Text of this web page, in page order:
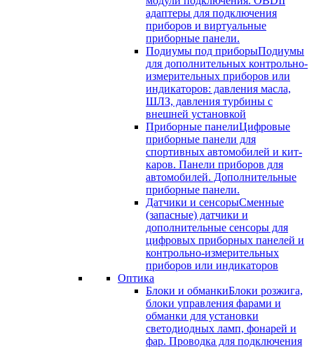
адаптеры для подключения
приборов и виртуальные
приборные панели.
Подиумы под приборыПодиумы
для дополнительных контрольно-
измерительных приборов или
индикаторов: давления масла,
ШЛЗ, давления турбины с
внешней установкой
Приборные панелиЦифровые
приборные панели для
спортивных автомобилей и кит-
каров. Панели приборов для
автомобилей. Дополнительные
приборные панели.
Датчики и сенсорыСменные
(запасные) датчики и
дополнительные сенсоры для
цифровых приборных панелей и
контрольно-измерительных
приборов или индикаторов
Оптика
Блоки и обманкиБлоки розжига,
блоки управления фарами и
обманки для установки
светодиодных ламп, фонарей и
фар. Проводка для подключения